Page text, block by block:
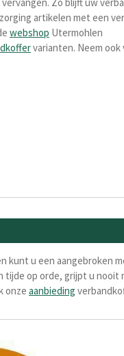
Zo blijft uw
artikelen met een ver
webshop Utermohlen
varianten. Neem ook
kunt u een aangebroken
tijde op orde, grijpt u nooit
onze aanbieding